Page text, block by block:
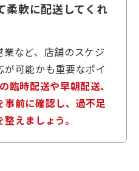
軟に配送してくれ
など、店舗のスケジ
可能かも重要なポイ
臨時配送や早朝配送、
前に確認し、過不足
えましょう。